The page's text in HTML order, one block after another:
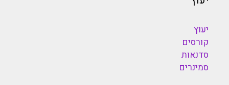
יעוץ
קורסים
סדנאות
סמינרים